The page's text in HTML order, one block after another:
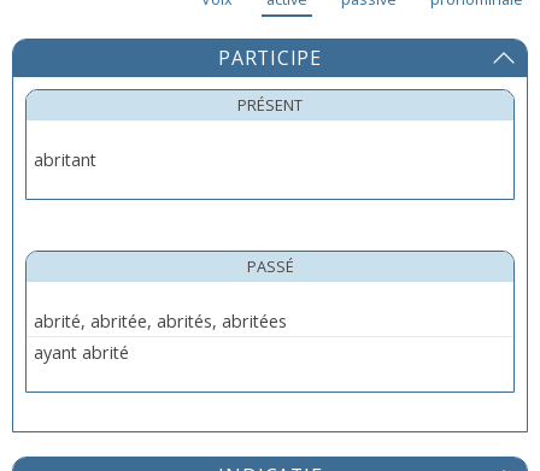
PARTICIPE
PRÉSENT
abritant
PASSÉ
abrité, abritée, abrités, abritées
ayant abrité